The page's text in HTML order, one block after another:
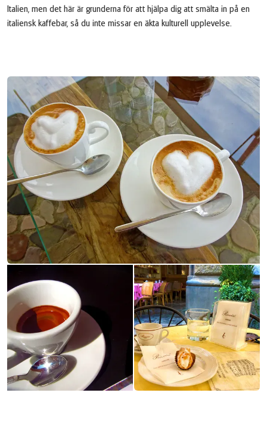
Italien, men det här är grunderna för att hjälpa dig att smälta in på en
italiensk kaffebar, så du inte missar en äkta kulturell upplevelse.